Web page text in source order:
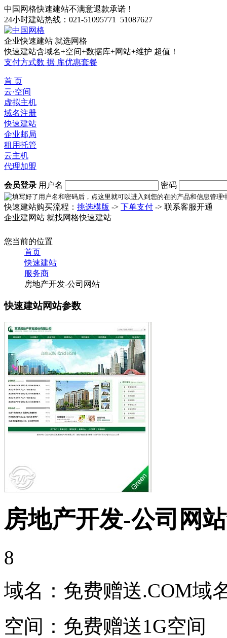
中国网格快速建站不满意退款承诺！
24小时建站热线：021-51095771 51087627
企业快速建站 就选网格
快速建站含域名+空间+数据库+网站+维护 超值！
支付方式数 据 库优惠套餐
首 页
云·空间
虚拟主机
域名注册
快速建站
企业邮局
租用托管
云主机
代理加盟
会员登录 用户名 密码
快速建站购买流程： 挑选模版 -> 下单支付 -> 联系客服开通
企业建网站 就找网格快速建站
您当前的位置
首页
快速建站
服务商
房地产开发-公司网站
快速建站网站参数
房地产开发-公司网站
8
域名： 免费赠送.COM域
空间： 免费赠送1G空间